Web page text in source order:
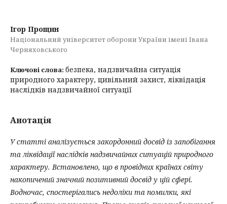
Ігор Прощин
Національний університет оборони України імені Івана
Черняховського
Ключові слова: безпека, надзвичайна ситуація
природного характеру, цивільний захист, ліквідація
наслідків надзвичайної ситуації
Анотація
У статті аналізується закордонний досвід із запобігання
та ліквідації наслідків надзвичайних ситуацій природного
характеру. Встановлено, що в провідних країнах світу
накопичений значний позитивний досвід у цій сфері.
Водночас, спостерігались недоліки та помилки, які